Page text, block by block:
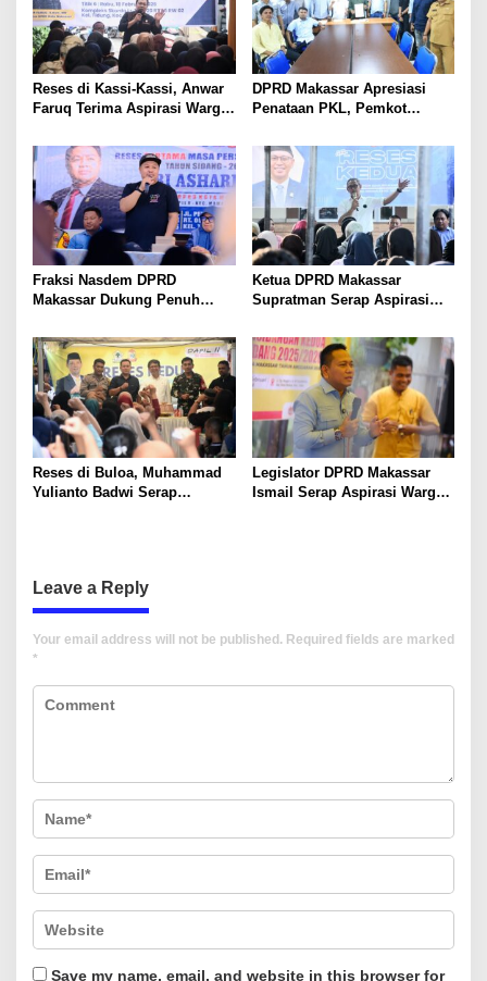
Reses di Kassi-Kassi, Anwar
Faruq Terima Aspirasi Warga
DPRD Makassar Apresiasi
Penataan PKL, Pemkot
Fraksi Nasdem DPRD
Makassar Dukung Penuh
Tegas Disertai Solusi
Ketua DPRD Makassar
Supratman Serap Aspirasi
Legalitas Aset
Reses di Buloa, Muhammad
Yulianto Badwi Serap
Legislator DPRD Makassar
Ismail Serap Aspirasi Warga
Leave a Reply
Your email address will not be published. Required fields are marked
*
Save my name, email, and website in this browser for